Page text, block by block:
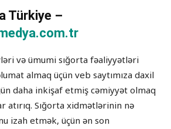
Türkiye –
və ümumi sığorta fəaliyyətləri
almaq üçün veb saytımıza daxil
daha inkişaf etmiş cəmiyyət olmaq
atırıq. Sığorta xidmətlərinin nə
izah etmək, üçün ən son